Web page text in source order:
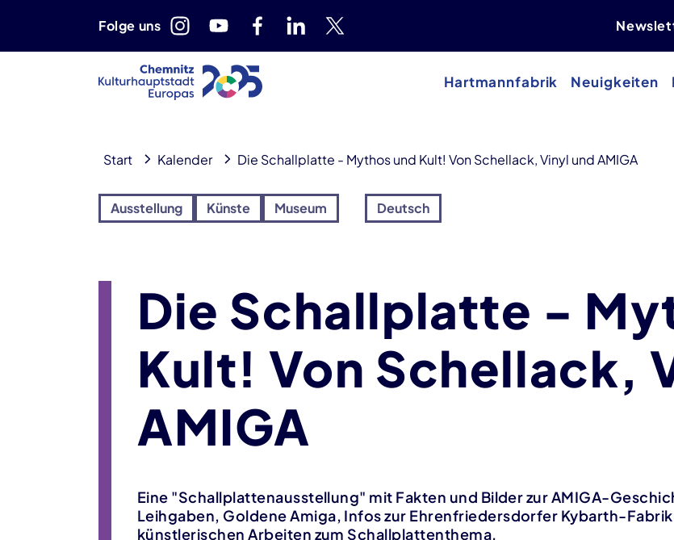
Folge uns
Hartmannfabrik Neuigkeiten
Start Kalender Die Schallplatte - Mythos und Kult! Von Schellack, Vinyl und AMIGA
Ausstellung Künste Museum Deutsch
Die Schallplatte -
Kult! Von Schellack,
AMIGA
Eine "Schallplattenausstellung" mit Fakten und Bilder zur AMIGA-
Leihgaben, Goldene Amiga, Infos zur Ehrenfriedersdorfer Kybarth-
künstlerischen Arbeiten zum Schallplattenthema.